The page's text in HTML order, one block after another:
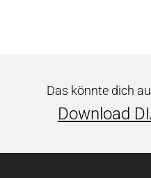
Das könnte dich
Download